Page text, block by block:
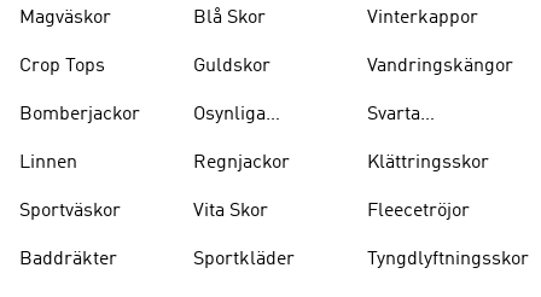
Magväskor
Crop Tops
Bomberjackor
Linnen
Sportväskor
Baddräkter
Blå Skor
Guldskor
Osynliga
Regnjackor
Vita Skor
Sportkläder
Vinterkappor
Vandringskängor
Svarta
Klättringsskor
Fleecetröjor
Tyngdlyftningsskor